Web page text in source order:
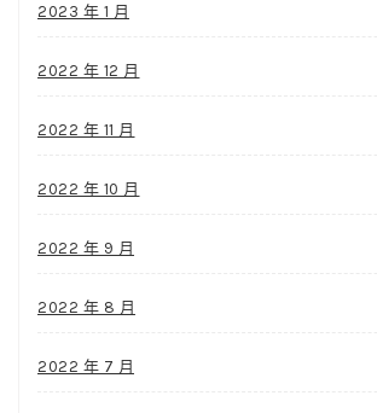
2023 年 1 月
2022 年 12 月
2022 年 11 月
2022 年 10 月
2022 年 9 月
2022 年 8 月
2022 年 7 月